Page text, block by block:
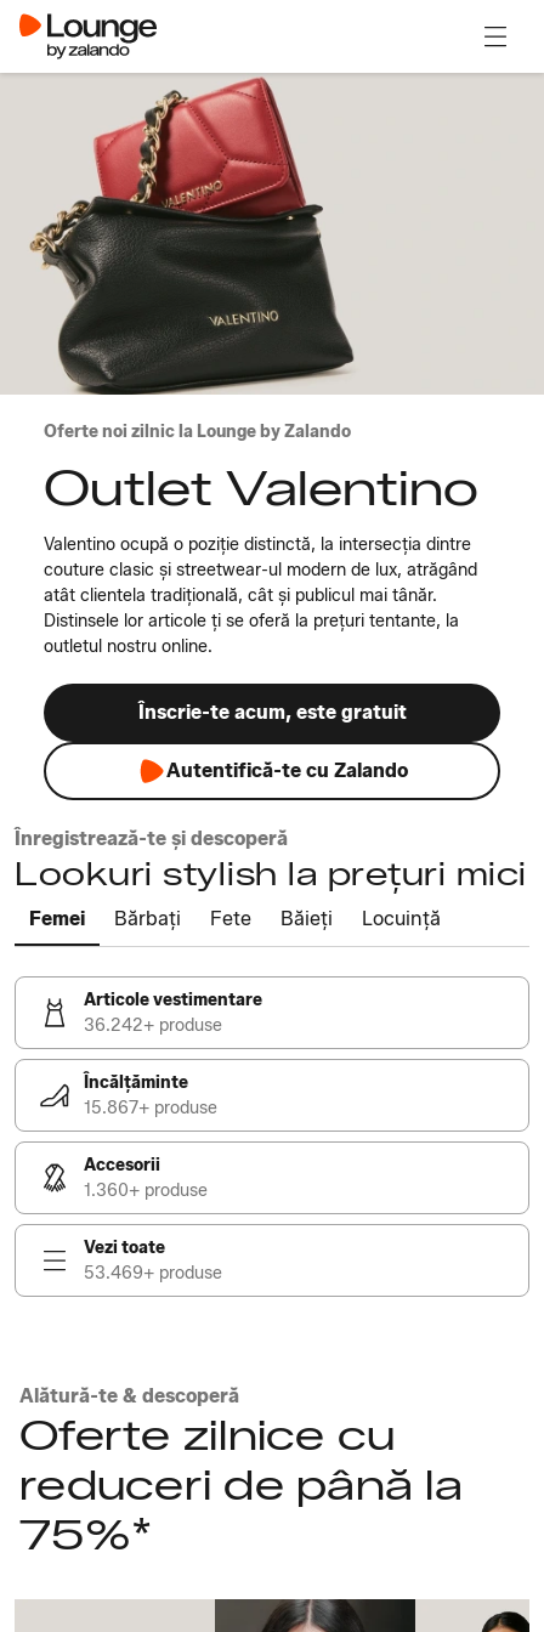
Oferte noi zilnic la Lounge by Zalando
Outlet Valentino
Valentino ocupă o poziție distinctă, la intersecția dintre
couture clasic și streetwear-ul modern de lux, atrăgând
atât clientela tradițională, cât și publicul mai tânăr.
Distinsele lor articole ți se oferă la prețuri tentante, la
outletul nostru online.
Înscrie-te acum, este gratuit
Autentifică-te cu Zalando
Înregistrează-te și descoperă
Lookuri stylish la prețuri mici
Femei Bărbați Fete Băieți Locuință
Articole vestimentare
36.242+ produse
Încălțăminte
15.867+ produse
Accesorii
1.360+ produse
Vezi toate
53.469+ produse
Alătură-te & descoperă
Oferte zilnice cu
reduceri de până la
75%*